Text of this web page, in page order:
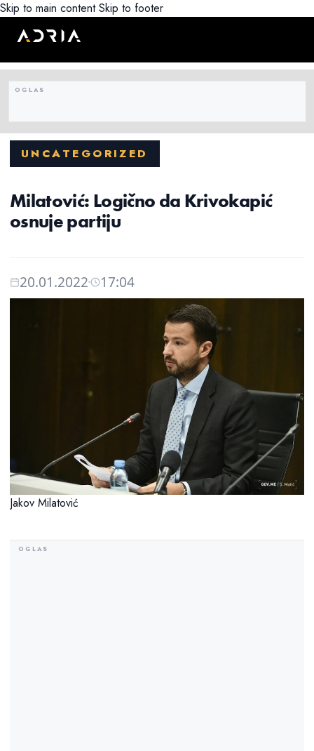
Skip to main content Skip to footer
UNCATEGORIZED
Milatović: Logično da Krivokapić
osnuje partiju
20.01.2022 17:04
Jakov Milatović